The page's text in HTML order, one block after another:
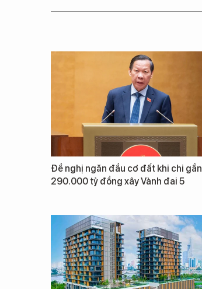
Đề nghị ngăn đầu cơ đất khi chi gần
290.000 tỷ đồng xây Vành đai 5